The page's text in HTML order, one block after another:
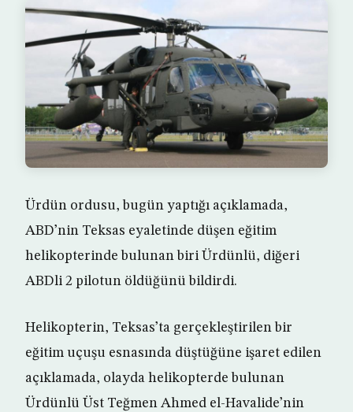
Ürdün ordusu, bugün yaptığı açıklamada,
ABD’nin Teksas eyaletinde düşen eğitim
helikopterinde bulunan biri Ürdünlü, diğeri
ABDli 2 pilotun öldüğünü bildirdi.
Helikopterin, Teksas’ta gerçekleştirilen bir
eğitim uçuşu esnasında düştüğüne işaret edilen
açıklamada, olayda helikopterde bulunan
Ürdünlü Üst Teğmen Ahmed el-Havalide’nin